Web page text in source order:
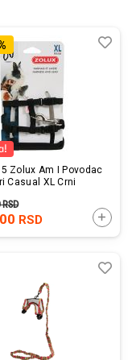
Zolux Am I Povodac
Casual XL Crni
RSD
RSD